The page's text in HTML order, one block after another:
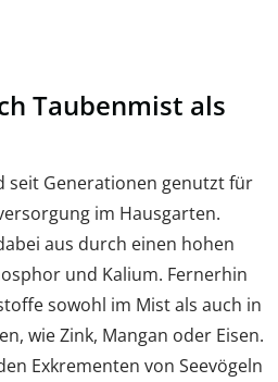
Taubenmist als
seit Generationen genutzt für
im Hausgarten.
aus durch einen hohen
und Kalium. Fernerhin
sowohl im Mist als auch in
wie Zink, Mangan oder Eisen.
Exkrementen von Seevögeln